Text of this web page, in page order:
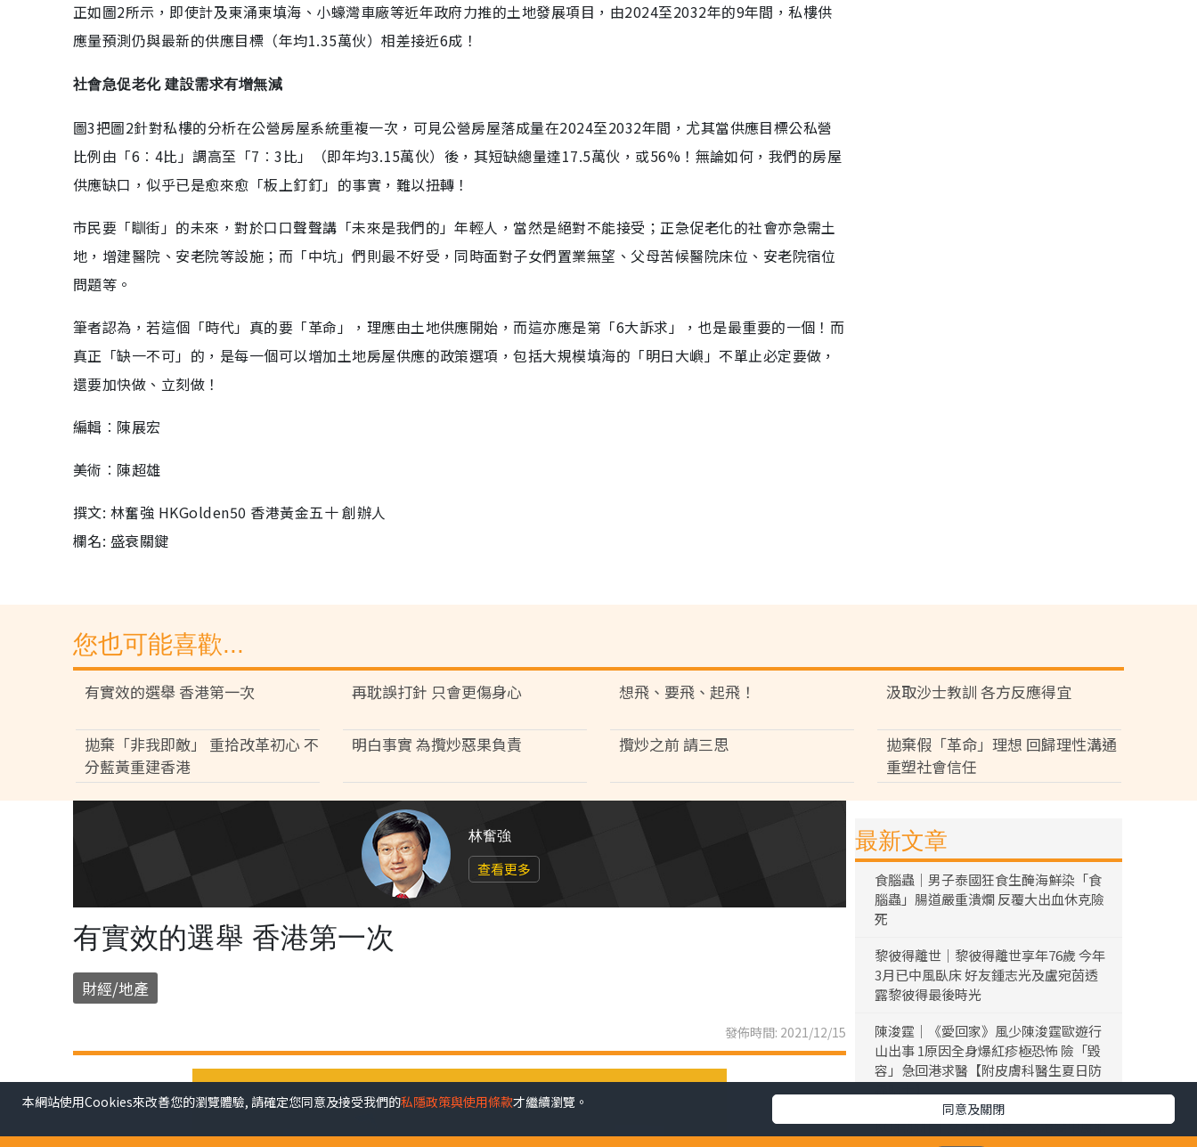
正如圖2所示，即使計及東涌東填海、小蠔灣車廠等近年政府力推的土地發展項目，由2024至2032年的9年間，私樓供
應量預測仍與最新的供應目標（年均1.35萬伙）相差接近6成！
社會急促老化 建設需求有增無減
圖3把圖2針對私樓的分析在公營房屋系統重複一次，可見公營房屋落成量在2024至2032年間，尤其當供應目標公私營
比例由「6︰4比」調高至「7︰3比」（即年均3.15萬伙）後，其短缺總量達17.5萬伙，或56%！無論如何，我們的房屋
供應缺口，似乎已是愈來愈「板上釘釘」的事實，難以扭轉！
市民要「瞓街」的未來，對於口口聲聲講「未來是我們的」年輕人，當然是絕對不能接受；正急促老化的社會亦急需土
地，增建醫院、安老院等設施；而「中坑」們則最不好受，同時面對子女們置業無望、父母苦候醫院床位、安老院宿位
問題等。
筆者認為，若這個「時代」真的要「革命」，理應由土地供應開始，而這亦應是第「6大訴求」，也是最重要的一個！而
真正「缺一不可」的，是每一個可以增加土地房屋供應的政策選項，包括大規模填海的「明日大嶼」不單止必定要做，
還要加快做、立刻做！
編輯︰陳展宏
美術︰陳超雄
撰文: 林奮強 HKGolden50 香港黃金五十 創辦人
欄名: 盛衰關鍵
您也可能喜歡...
有實效的選舉 香港第一次 再耽誤打針 只會更傷身心 想飛、要飛、起飛！ 汲取沙士教訓 各方反應得宜
拋棄「非我即敵」 重拾改革初心 不
分藍黃重建香港
明白事實 為攬炒惡果負責 攬炒之前 請三思
拋棄假「革命」理想 回歸理性溝通
重塑社會信任
林奮強
查看更多
有實效的選舉 香港第一次
財經/地產
發佈時間: 2021/12/15
最新文章
食腦蟲｜男子泰國狂食生醃海鮮染「食
腦蟲」腸道嚴重潰爛 反覆大出血休克險
死
黎彼得離世｜黎彼得離世享年76歲 今年
3月已中風臥床 好友鍾志光及盧宛茵透
露黎彼得最後時光
陳浚霆｜《愛回家》風少陳浚霆歐遊行
山出事 1原因全身爆紅疹極恐怖 險「毀
容」急回港求醫【附皮膚科醫生夏日防
KO脂肪肝｜女子每日食三文治變中度脂
本網站使用Cookies來改善您的瀏覽體驗, 請確定您同意及接受我們的私隱政策與使用條款才繼續瀏覽。 同意及關閉